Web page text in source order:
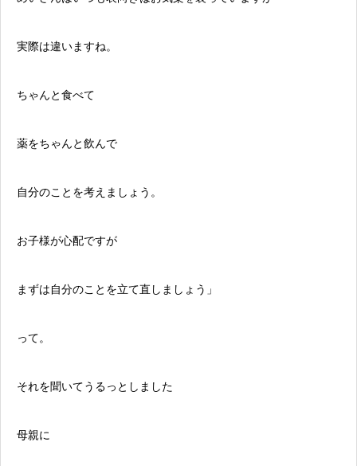
実際は違いますね。
ちゃんと食べて
薬をちゃんと飲んで
自分のことを考えましょう。
お子様が心配ですが
まずは自分のことを立て直しましょう」
って。
それを聞いてうるっとしました
母親に